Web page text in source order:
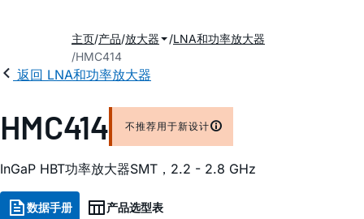
主页 产品 放大器
LNA和功率放大器
HMC414
返回 LNA和功率放大器
HMC414 不推荐用于新设计
InGaP HBT功率放大器SMT，2.2 - 2.8 GHz
数据手册 产品选型表